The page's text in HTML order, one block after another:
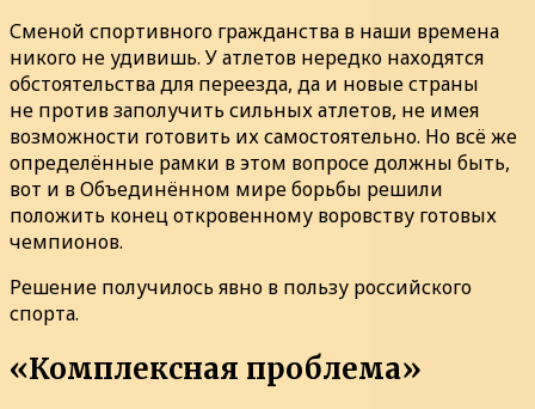
Сменой спортивного гражданства в наши времена
никого не удивишь. У атлетов нередко находятся
обстоятельства для переезда, да и новые страны
не против заполучить сильных атлетов, не имея
возможности готовить их самостоятельно. Но всё же
определённые рамки в этом вопросе должны быть,
вот и в Объединённом мире борьбы решили
положить конец откровенному воровству готовых
чемпионов.
Решение получилось явно в пользу российского
спорта.
«Комплексная проблема»